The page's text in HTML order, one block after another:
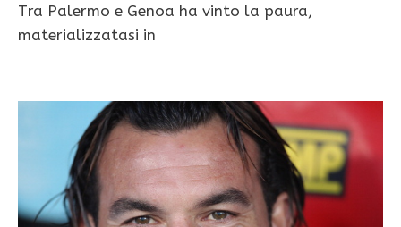
Tra Palermo e Genoa ha vinto la paura,
materializzatasi in